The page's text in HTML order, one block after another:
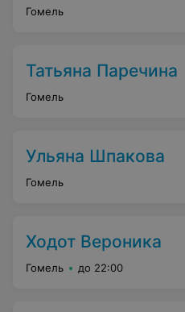
Гомель
Татьяна Паречина
Гомель
Ульяна Шпакова
Гомель
Ходот Вероника
Гомель до 22:00